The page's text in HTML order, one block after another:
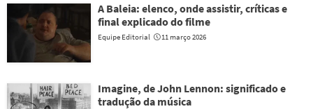
A Baleia: elenco, onde assistir, críticas e
final explicado do filme
Equipe Editorial 11 março 2026
Imagine, de John Lennon: significado e
tradução da música